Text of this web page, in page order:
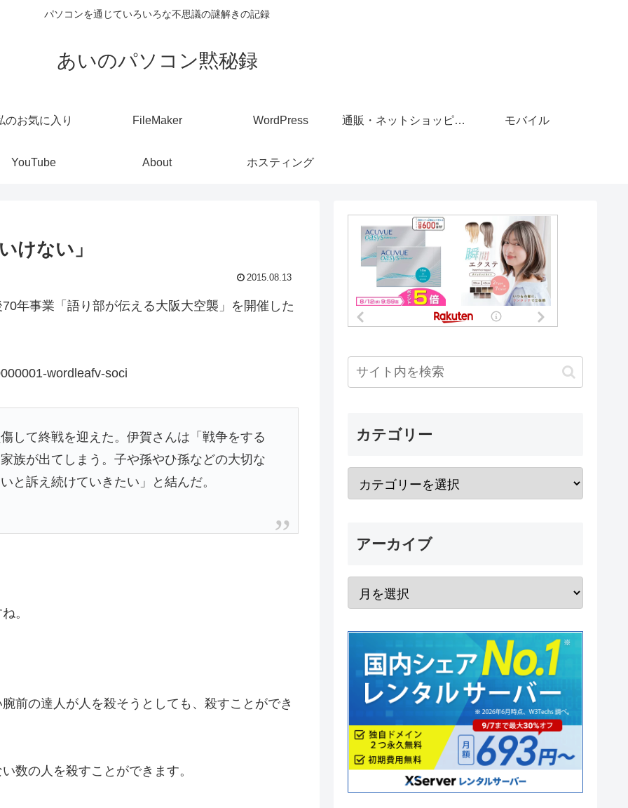
パソコンを通じていろいろな不思議の謎解きの記録
あいのパソコン黙秘録
のお気に入り FileMaker WordPress 通販・ネットショッピング モバイル
YouTube About ホスティング
けない」
2015.08.13
年事業「語り部が伝える大阪大空襲」を開催した
wordleafv-soci
して終戦を迎えた。伊賀さんは「戦争をする
族が出てしまう。子や孫やひ孫などの大切な
と訴え続けていきたい」と結んだ。
。
前の達人が人を殺そうとしても、殺すことができ
数の人を殺すことができます。
カテゴリー
アーカイブ